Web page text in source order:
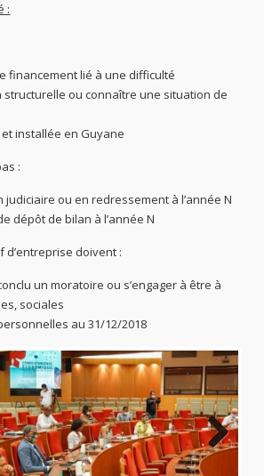
:
financement lié à une difficulté
structurelle ou connaître une situation de
installée en Guyane
:
ou en redressement à l’année N
dépôt de bilan à l’année N
d’entreprise doivent :
un moratoire ou s’engager à être à
sociales
au 31/12/2018
Next